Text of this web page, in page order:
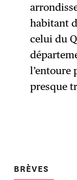
habitant
celui du
l’entoure
presque
BRÈVES